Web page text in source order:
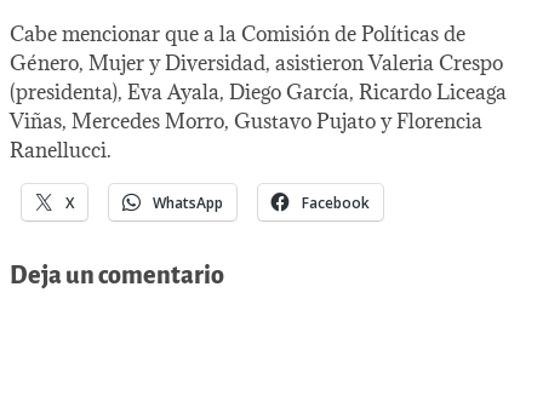
Cabe mencionar que a la Comisión de Políticas de
Género, Mujer y Diversidad, asistieron Valeria Crespo
(presidenta), Eva Ayala, Diego García, Ricardo Liceaga
Viñas, Mercedes Morro, Gustavo Pujato y Florencia
Ranellucci.
X WhatsApp Facebook
Deja un comentario